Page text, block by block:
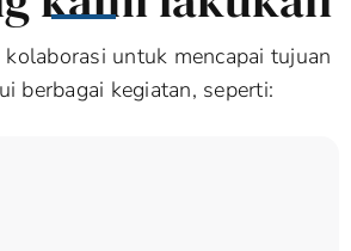
untuk mencapai tujuan
berbagai kegiatan, seperti: